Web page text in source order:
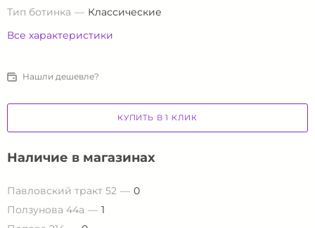
Тип ботинка
Классические
Все характеристики
Нашли дешевле?
КУПИТЬ В 1 КЛИК
Наличие в магазинах
Павловский тракт 52
0
Ползунова 44а
1